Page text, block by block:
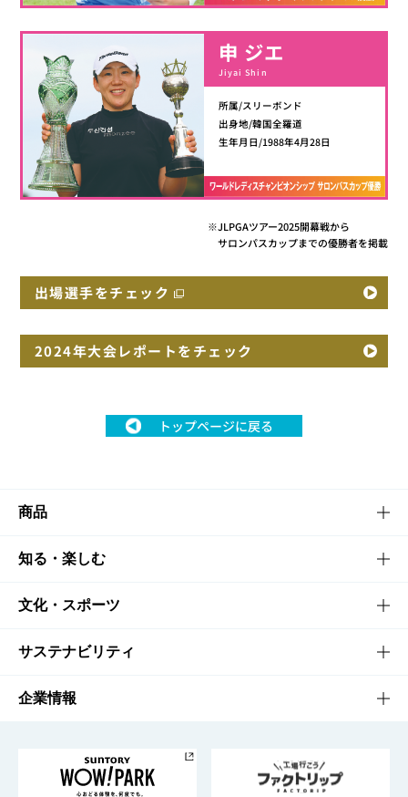
申 ジエ
Jiyai Shin
所属/スリーボンド
出身地/韓国全羅道
生年月日/1988年4月28日
※JLPGAツアー2025開幕戦から
サロンパスカップまでの優勝者を掲載
出場選手をチェック
2024年大会レポートをチェック
トップページに戻る
商品
商品TOP
商品一覧
商品発売情報
栄養成分一覧
知る・楽しむ
知る・楽しむTOP
キャンペーン
工場見学
地域情報
文化・スポーツ
文化・スポーツTOP
サントリーホール
サントリーサンバーズ大阪
サステナビリティ
サステナビリティTOP
サントリーが考えるサステナビリティ経営
企業情報
企業概要